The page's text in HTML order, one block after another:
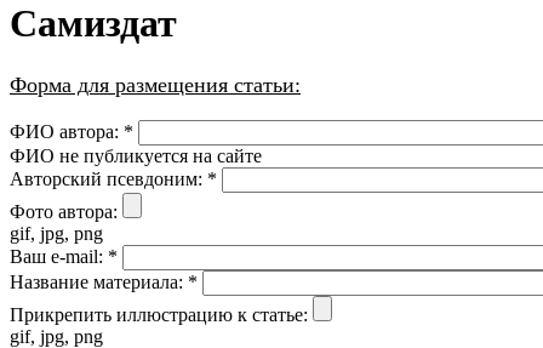
Самиздат
Форма для размещения статьи:
ФИО автора: *
ФИО не публикуется на сайте
Авторский псевдоним: *
Фото автора:
gif, jpg, png
Ваш e-mail: *
Название материала: *
Прикрепить иллюстрацию к статье:
gif, jpg, png